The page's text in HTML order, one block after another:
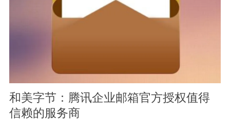
和美字节：腾讯企业邮箱官方授权值得
信赖的服务商